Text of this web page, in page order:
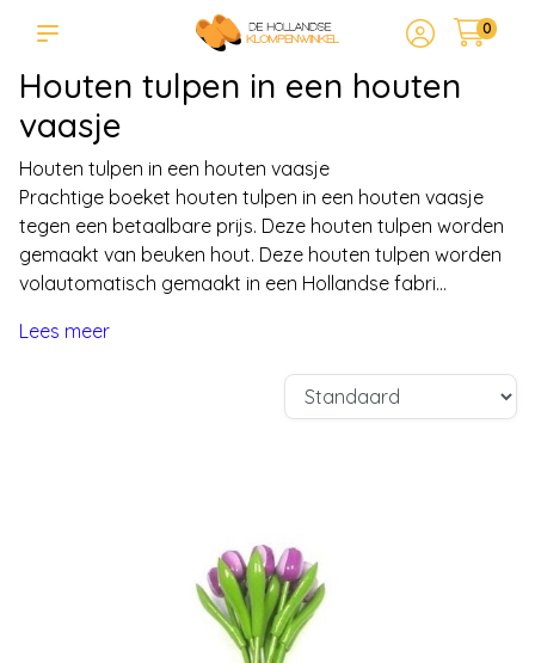
0
Houten tulpen in een houten
vaasje
Houten tulpen in een houten vaasje
Prachtige boeket houten tulpen in een houten vaasje
tegen een betaalbare prijs. Deze houten tulpen worden
gemaakt van beuken hout. Deze houten tulpen worden
volautomatisch gemaakt in een Hollandse fabri...
Lees meer